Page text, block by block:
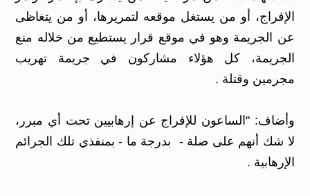
الإفراج، أو من يستغل موقعه لتمريرها، أو من يتغاظى
عن الجريمة وهو في موقع قرار يستطيع من خلاله منع
الجريمة، كل هؤلاء مشاركون في جريمة تهريب
مجرمين وقتلة .
وأضاف: "الساعون للإفراج عن إرهابيين تحت أي مبرر،
لا شك أنهم على صلة - بدرجة ما - بمنفذي تلك الجرائم
الإرهابية .